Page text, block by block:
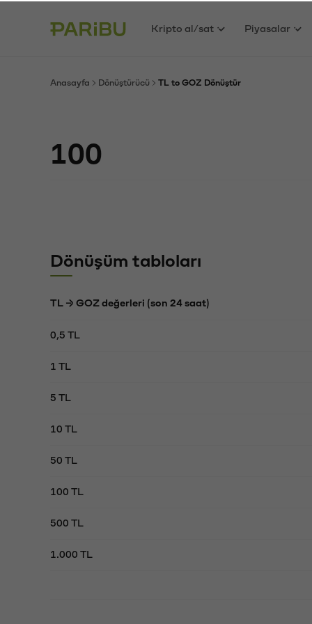
Kripto al/sat Piyasalar
Anasayfa Dönüştürücü TL to GOZ Dönüştür
Dönüşüm tabloları
TL → GOZ değerleri (son 24 saat)
0,5 TL
1 TL
5 TL
10 TL
50 TL
100 TL
500 TL
1.000 TL